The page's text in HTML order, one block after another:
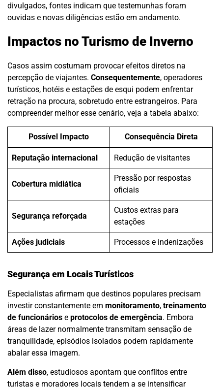
divulgados, fontes indicam que testemunhas foram
ouvidas e novas diligências estão em andamento.
Impactos no Turismo de Inverno
Casos assim costumam provocar efeitos diretos na
percepção de viajantes. Consequentemente, operadores
turísticos, hotéis e estações de esqui podem enfrentar
retração na procura, sobretudo entre estrangeiros. Para
compreender melhor esse cenário, veja a tabela abaixo:
Possível Impacto Consequência Direta
Reputação internacional Redução de visitantes
Cobertura midiática
Pressão por respostas
oficiais
Segurança reforçada
Custos extras para
estações
Ações judiciais Processos e indenizações
Segurança em Locais Turísticos
Especialistas afirmam que destinos populares precisam
investir constantemente em monitoramento, treinamento
de funcionários e protocolos de emergência. Embora
áreas de lazer normalmente transmitam sensação de
tranquilidade, episódios isolados podem rapidamente
abalar essa imagem.
Além disso, estudiosos apontam que conflitos entre
turistas e moradores locais tendem a se intensificar